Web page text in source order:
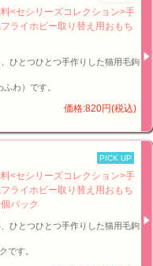
<セシリーズコレクション>手
ライホビー取り替え用おもち
ひとつひとつ手作りした猫用毛鉤
わ）です。
価格:820円(税込)
PICK UP
<セシリーズコレクション>手
ライホビー取り替え用おもち
パック
ひとつひとつ手作りした猫用毛鉤
です。